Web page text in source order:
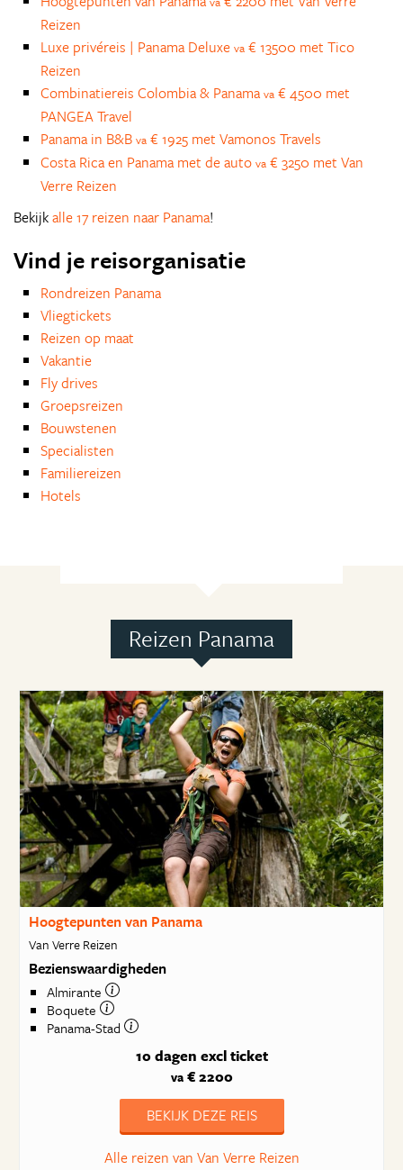
Reizen
Luxe privéreis | Panama Deluxe va € 13500 met Tico
Reizen
Combinatiereis Colombia & Panama va € 4500 met
PANGEA Travel
Panama in B&B va € 1925 met Vamonos Travels
Costa Rica en Panama met de auto va € 3250 met Van
Verre Reizen
Bekijkalle 17 reizen naar Panama!
Vind je reisorganisatie
Rondreizen Panama
Vliegtickets
Reizen op maat
Vakantie
Fly drives
Groepsreizen
Bouwstenen
Specialisten
Familiereizen
Hotels
Reizen Panama
Hoogtepunten van Panama
Van Verre Reizen
Bezienswaardigheden
Almirante
Boquete
Panama-Stad
10 dagen excl ticket
va€ 2200
BEKIJK DEZE REIS
Alle reizen van Van Verre Reizen